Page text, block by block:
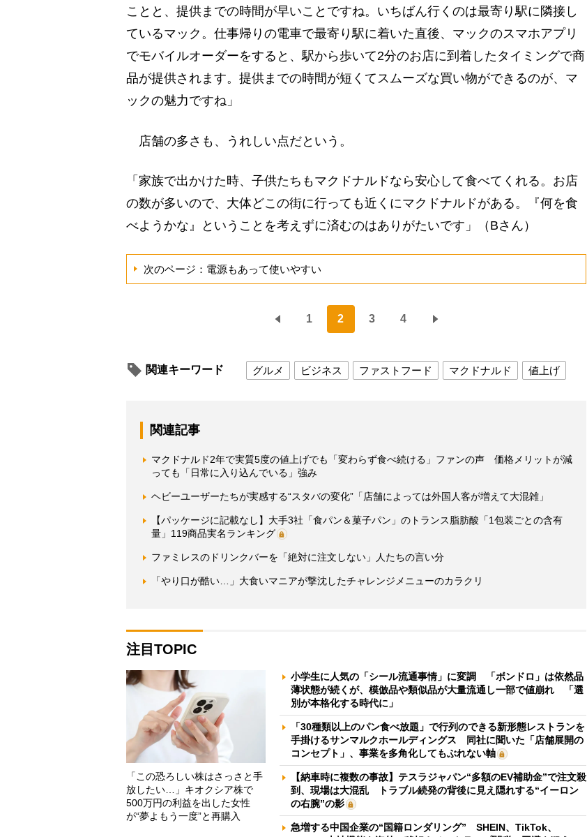
ことと、提供までの時間が早いことですね。いちばん行くのは最寄り駅に隣接し
ているマック。仕事帰りの電車で最寄り駅に着いた直後、マックのスマホアプリ
でモバイルオーダーをすると、駅から歩いて2分のお店に到着したタイミングで商
品が提供されます。提供までの時間が短くてスムーズな買い物ができるのが、マ
ックの魅力ですね」
店舗の多さも、うれしい点だという。
「家族で出かけた時、子供たちもマクドナルドなら安心して食べてくれる。お店
の数が多いので、大体どこの街に行っても近くにマクドナルドがある。『何を食
べようかな』ということを考えずに済むのはありがたいです」（Bさん）
次のページ：電源もあって使いやすい
1 2 3 4
関連キーワード グルメ ビジネス ファストフード マクドナルド 値上げ
関連記事
マクドナルド2年で実質5度の値上げでも「変わらず食べ続ける」ファンの声 価格メリットが減
っても「日常に入り込んでいる」強み
ヘビーユーザーたちが実感する“スタバの変化”「店舗によっては外国人客が増えて大混雑」
【パッケージに記載なし】大手3社「食パン＆菓子パン」のトランス脂肪酸「1包装ごとの含有
量」119商品実名ランキング
ファミレスのドリンクバーを「絶対に注文しない」人たちの言い分
「やり口が酷い…」大食いマニアが撃沈したチャレンジメニューのカラクリ
注目TOPIC
「この恐ろしい株はさっさと手
放したい…」キオクシア株で
500万円の利益を出した女性
が“夢よもう一度”と再購入
小学生に人気の「シール流通事情」に変調 「ボンドロ」は依然品
薄状態が続くが、模倣品や類似品が大量流通し一部で値崩れ 「選
別が本格化する時代に」
「30種類以上のパン食べ放題」で行列のできる新形態レストランを
手掛けるサンマルクホールディングス 同社に聞いた「店舗展開の
コンセプト」、事業を多角化してもぶれない軸
【納車時に複数の事故】テスラジャパン“多額のEV補助金”で注文殺
到、現場は大混乱 トラブル続発の背後に見え隠れする“イーロン
の右腕”の影
急増する中国企業の“国籍ロンダリング” SHEIN、TikTok、